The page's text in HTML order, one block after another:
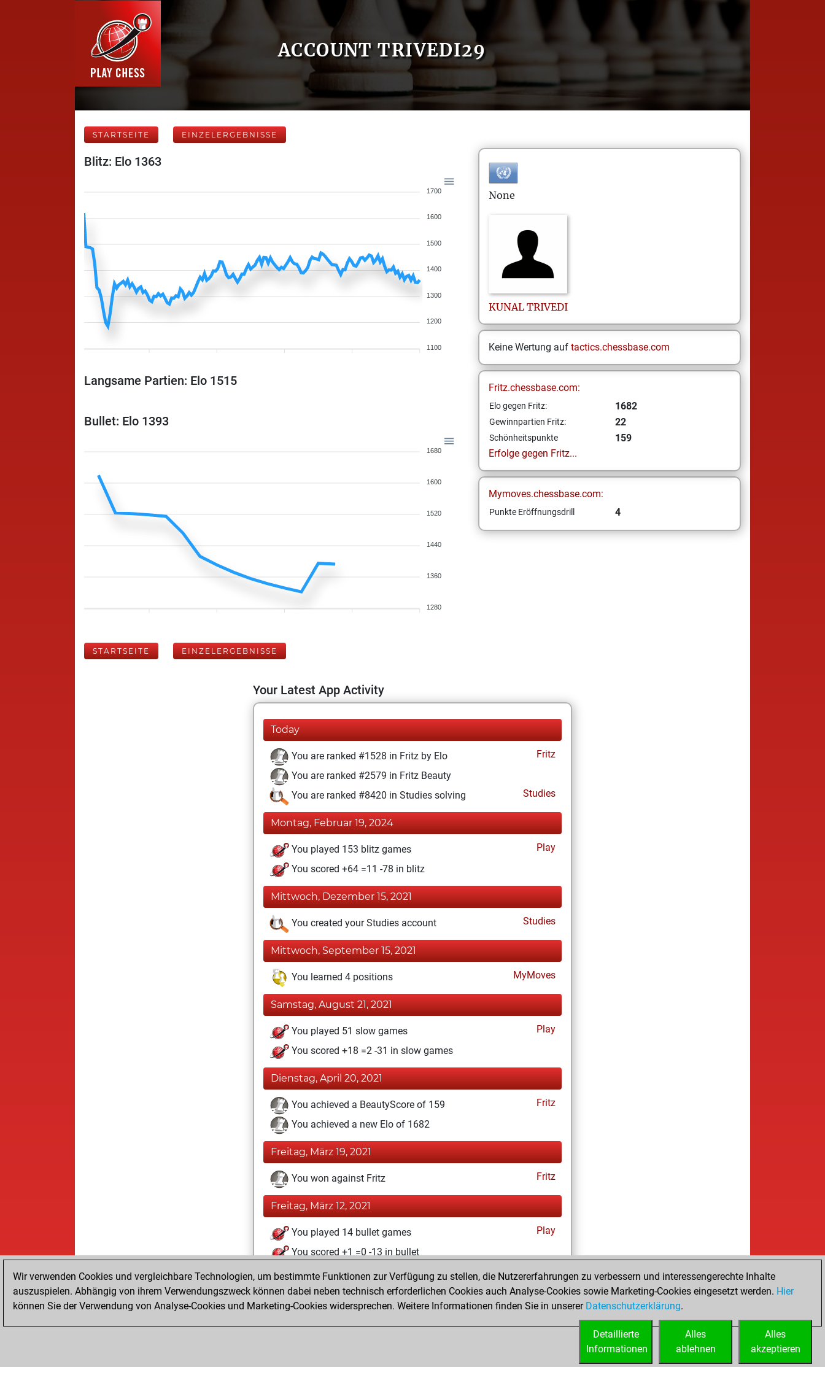
ACCOUNT TRIVEDI29
STARTSEITE EINZELERGEBNISSE
Blitz: Elo 1363
1700
1600
1500
1400
1300
1200
1100
Langsame Partien: Elo 1515
Bullet: Elo 1393
1680
1600
1520
1440
1360
1280
None
KUNAL TRIVEDI
Keine Wertung auf tactics.chessbase.com
Fritz.chessbase.com:
Elo gegen Fritz: 1682
Gewinnpartien Fritz: 22
Schönheitspunkte
159
Erfolge gegen Fritz...
Mymoves.chessbase.com:
Punkte Eröffnungsdrill 4
STARTSEITE EINZELERGEBNISSE
Your Latest App Activity
Today
You are ranked #1528 in Fritz by Elo
Fritz
You are ranked #2579 in Fritz Beauty
You are ranked #8420 in Studies solving
Studies
Montag, Februar 19, 2024
You played 153 blitz games
Play
You scored +64 =11 -78 in blitz
Mittwoch, Dezember 15, 2021
You created your Studies account Studies
Mittwoch, September 15, 2021
You learned 4 positions MyMoves
Samstag, August 21, 2021
You played 51 slow games
Play
You scored +18 =2 -31 in slow games
Dienstag, April 20, 2021
You achieved a BeautyScore of 159
Fritz
You achieved a new Elo of 1682
Freitag, März 19, 2021
You won against Fritz Fritz
Freitag, März 12, 2021
You played 14 bullet games
Play
You scored +1 =0 -13 in bullet
Donnerstag, Januar 21, 2021
You created your Fritz account Fritz
Wir verwenden Cookies und vergleichbare Technologien, um bestimmte Funktionen zur Verfügung zu stellen, die Nutzererfahrungen zu verbessern und interessengerechte Inhalte
auszuspielen. Abhängig von ihrem Verwendungszweck können dabei neben technisch erforderlichen Cookies auch Analyse-Cookies sowie Marketing-Cookies eingesetzt werden. Hier
können Sie der Verwendung von Analyse-Cookies und Marketing-Cookies widersprechen. Weitere Informationen finden Sie in unserer Datenschutzerklärung.
Alles
akzeptieren
Alles
ablehnen
Detaillierte
Informationen